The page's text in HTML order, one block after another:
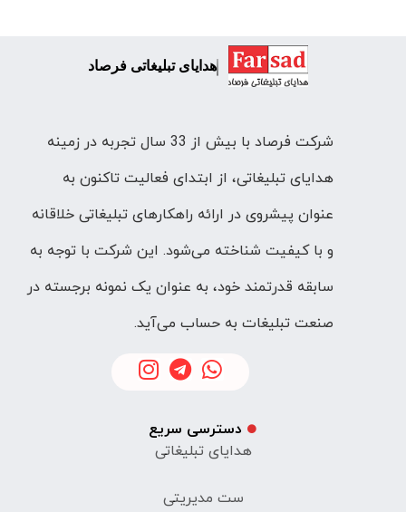
هدایای تبلیغاتی فرصاد
شرکت فرصاد با بیش از 33 سال تجربه در زمینه
هدایای تبلیغاتی، از ابتدای فعالیت تاکنون به
عنوان پیشروی در ارائه راهکارهای تبلیغاتی خلاقانه
و با کیفیت شناخته می‌شود. این شرکت با توجه به
سابقه قدرتمند خود، به عنوان یک نمونه برجسته در
صنعت تبلیغات به حساب می‌آید.
دسترسی سریع
هدایای تبلیغاتی
ست مدیریتی